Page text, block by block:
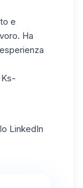
e
Ha
LinkedIn